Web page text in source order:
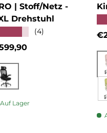
| Stoff/Netz -
Drehstuhl
(4)
Preis
Schwarz
Auf Lager